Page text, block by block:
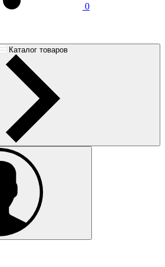
0
Каталог товаров